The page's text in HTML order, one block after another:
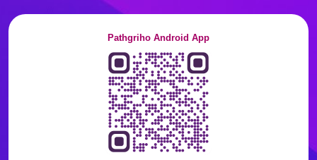
Pathgriho Android App